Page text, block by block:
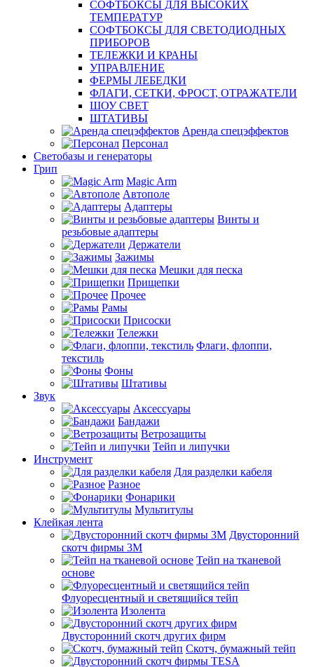
СОФТБОКСЫ ДЛЯ ВЫСОКИХ
ТЕМПЕРАТУР
СОФТБОКСЫ ДЛЯ СВЕТОДИОДНЫХ
ПРИБОРОВ
ТЕЛЕЖКИ И КРАНЫ
УПРАВЛЕНИЕ
ФЕРМЫ ЛЕБЕДКИ
ФЛАГИ, СЕТКИ, ФРОСТ, ОТРАЖАТЕЛИ
ШОУ СВЕТ
ШТАТИВЫ
Аренда спецэффектов
Персонал
Светобазы и генераторы
Грип
Magic Arm
Автополе
Адаптеры
Винты и
резьбовые адаптеры
Держатели
Зажимы
Мешки для песка
Прищепки
Прочее
Рамы
Присоски
Тележки
Флаги, флоппи,
текстиль
Фоны
Штативы
Звук
Аксессуары
Бандажи
Ветрозащиты
Тейп и липучки
Инструмент
Для разделки кабеля
Разное
Фонарики
Мультитулы
Клейкая лента
Двусторонний
скотч фирмы 3M
Тейп на тканевой
основе
Флуоресцентный и светящийся тейп
Изолента
Двусторонний скотч других фирм
Скотч, бумажный тейп